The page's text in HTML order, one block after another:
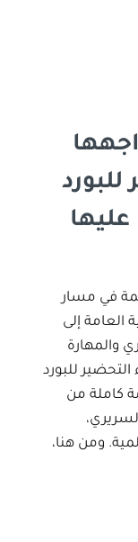
للبورد
في مسار
العامة إلى
والمهارة
التحضير للبورد
كاملة من
ومن هنا،